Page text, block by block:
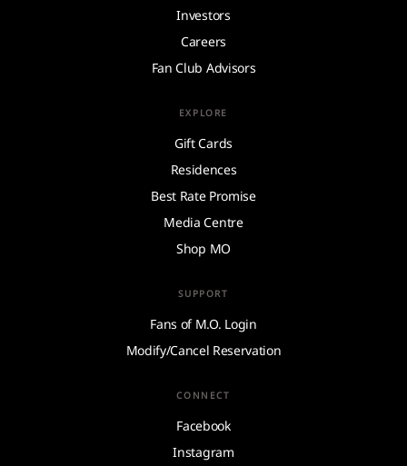
Investors
Careers
Fan Club Advisors
EXPLORE
Gift Cards
Residences
Best Rate Promise
Media Centre
Shop MO
SUPPORT
Fans of M.O. Login
Modify/Cancel Reservation
CONNECT
Facebook
Instagram